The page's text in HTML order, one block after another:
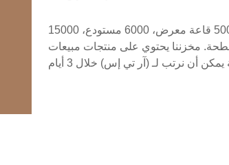
لدينا أكثر من 5000 قاعة معرض، 6000 مستودع، 15000
مخزننا يحتوي على منتجات مبيعات
أن نرتب لـ (آر تي إس) خلال 3 أيام